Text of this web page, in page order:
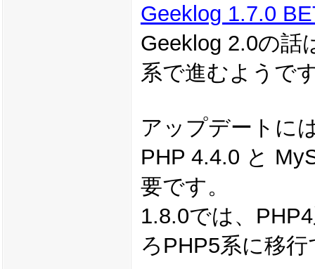
Geeklog 1.7.0
Geeklog 2.0の話
系で進むようで
アップデートに
PHP 4.4.0 と
要です。
1.8.0では、
ろPHP5系に移